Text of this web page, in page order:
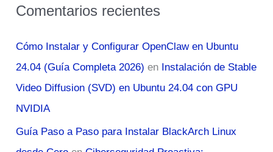
Comentarios recientes
Cómo Instalar y Configurar OpenClaw en Ubuntu
24.04 (Guía Completa 2026) en Instalación de Stable
Video Diffusion (SVD) en Ubuntu 24.04 con GPU
NVIDIA
Guía Paso a Paso para Instalar BlackArch Linux